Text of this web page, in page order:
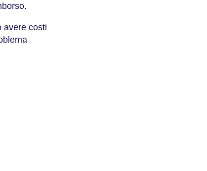
avere costi